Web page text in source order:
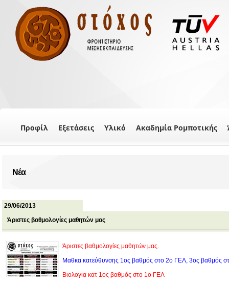
Προφίλ Εξετάσεις Υλικό Ακαδημία Ρομποτικής
Νέα
29/06/2013
Άριστες βαθμολογίες μαθητών μας
Άριστες βαθμολογίες μαθητών μας.
Μαθκα κατεύθυνσης 1ος βαθμός στο 2ο ΓΕΛ, 3ος βαθμός
Βιολογία κατ 1ος βαθμός στο 1ο ΓΕΛ